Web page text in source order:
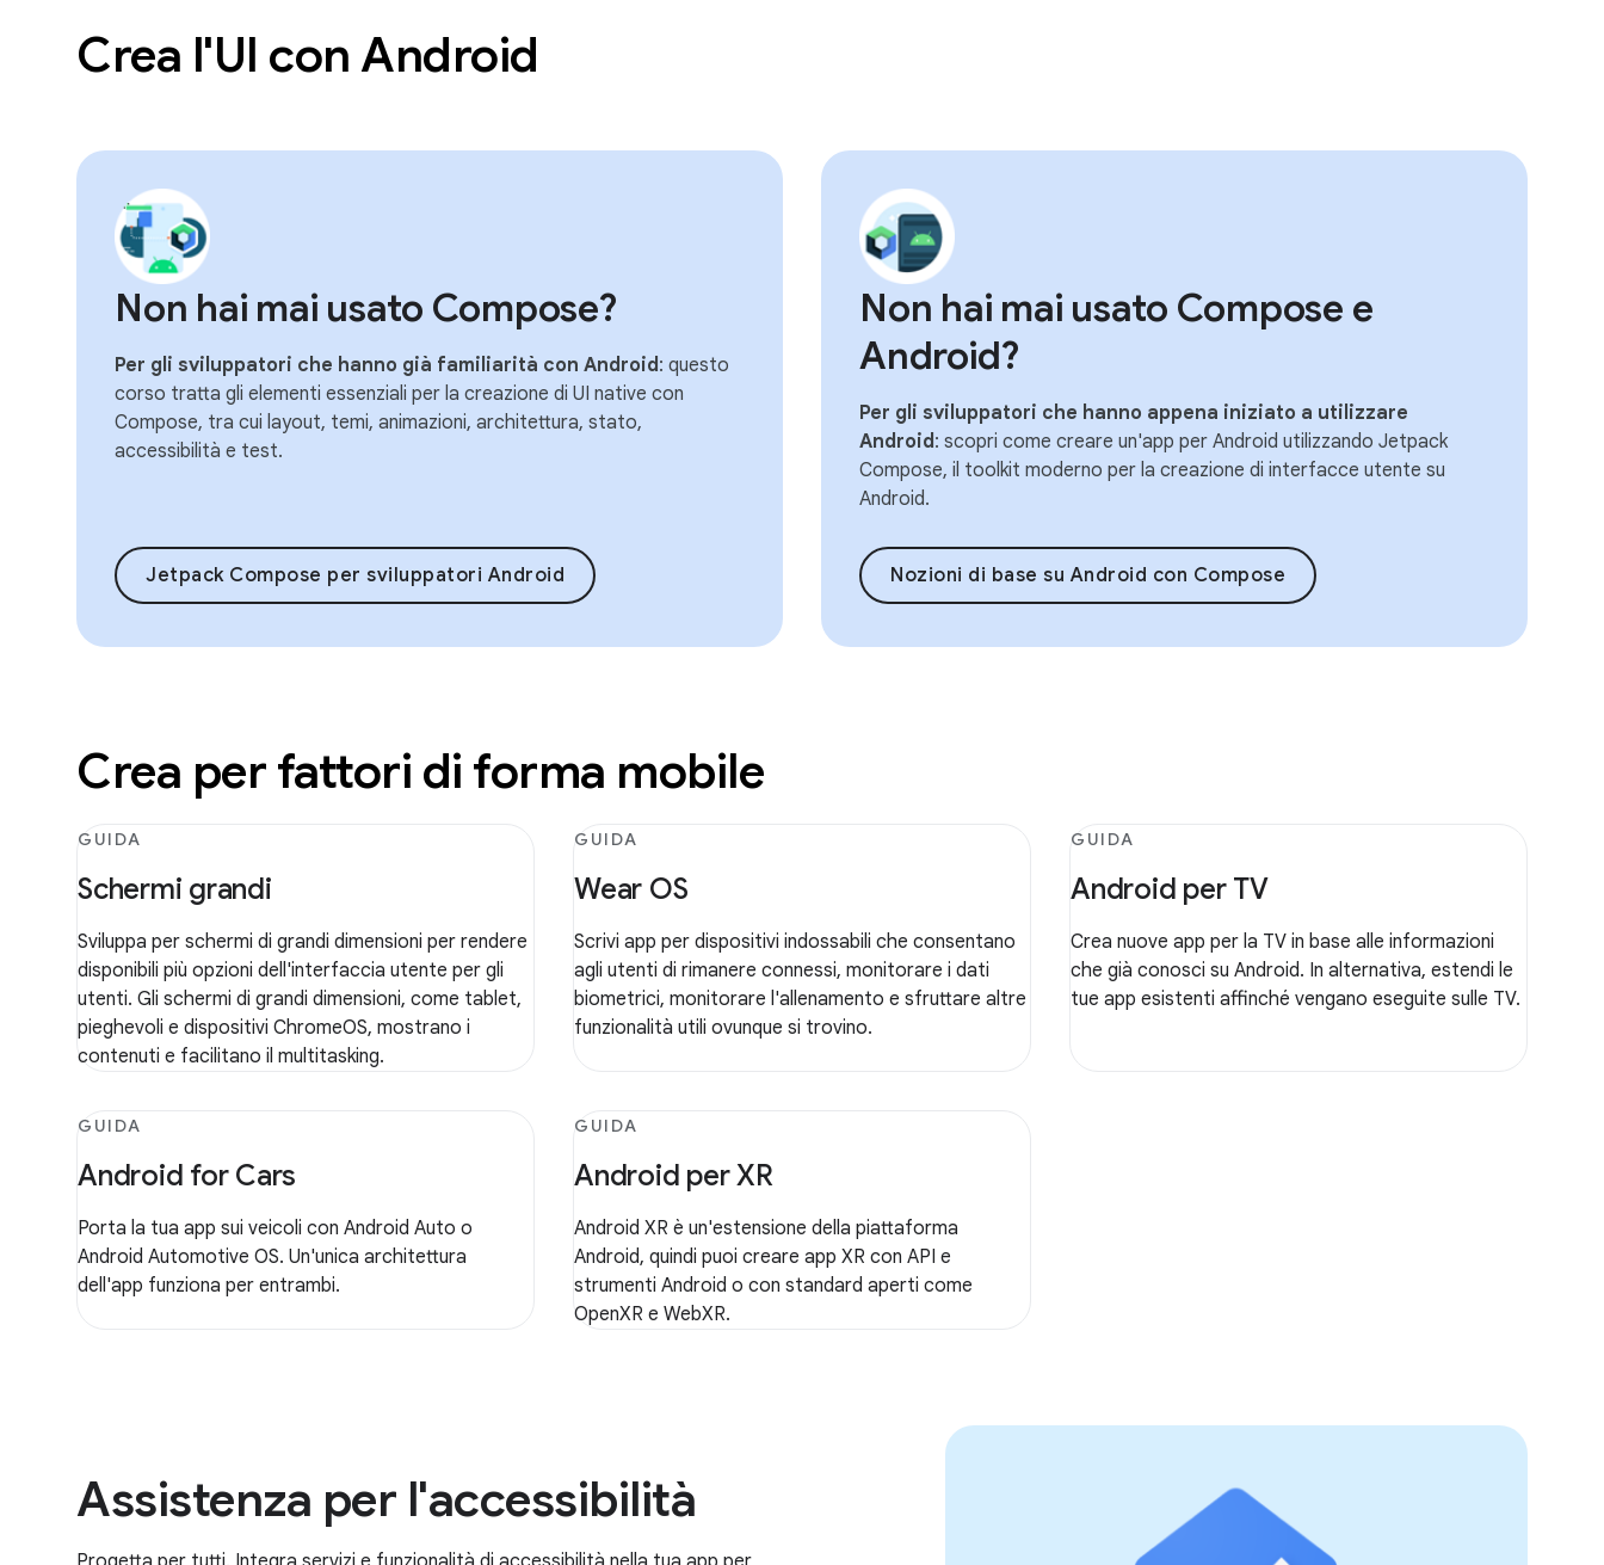
Crea l'UI con Android
Non hai mai usato Compose?
Per gli sviluppatori che hanno già familiarità con Android: questo
corso tratta gli elementi essenziali per la creazione di UI native con
Compose, tra cui layout, temi, animazioni, architettura, stato,
accessibilità e test.
Jetpack Compose per sviluppatori Android
Non hai mai usato Compose e
Android?
Per gli sviluppatori che hanno appena iniziato a utilizzare
Android: scopri come creare un'app per Android utilizzando Jetpack
Compose, il toolkit moderno per la creazione di interfacce utente su
Android.
Nozioni di base su Android con Compose
Crea per fattori di forma mobile
GUIDA
Schermi grandi
Sviluppa per schermi di grandi dimensioni per rendere
disponibili più opzioni dell'interfaccia utente per gli
utenti. Gli schermi di grandi dimensioni, come tablet,
pieghevoli e dispositivi ChromeOS, mostrano i
contenuti e facilitano il multitasking.
GUIDA
Wear OS
Scrivi app per dispositivi indossabili che consentano
agli utenti di rimanere connessi, monitorare i dati
biometrici, monitorare l'allenamento e sfruttare altre
funzionalità utili ovunque si trovino.
GUIDA
Android per TV
Crea nuove app per la TV in base alle informazioni
che già conosci su Android. In alternativa, estendi le
tue app esistenti affinché vengano eseguite sulle TV.
GUIDA
Android for Cars
Porta la tua app sui veicoli con Android Auto o
Android Automotive OS. Un'unica architettura
dell'app funziona per entrambi.
GUIDA
Android per XR
Android XR è un'estensione della piattaforma
Android, quindi puoi creare app XR con API e
strumenti Android o con standard aperti come
OpenXR e WebXR.
Assistenza per l'accessibilità